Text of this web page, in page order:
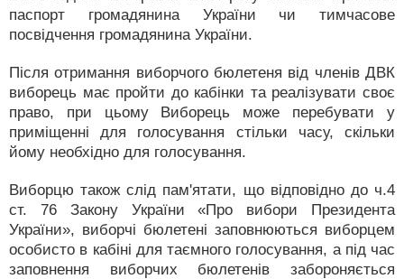
паспорт громадянина України чи тимчасове
посвідчення громадянина України.
Після отримання виборчого бюлетеня від членів ДВК
виборець має пройти до кабінки та реалізувати своє
право, при цьому Виборець може перебувати у
приміщенні для голосування стільки часу, скільки
йому необхідно для голосування.
Виборцю також слід пам'ятати, що відповідно до ч.4
ст. 76 Закону України «Про вибори Президента
України», виборчі бюлетені заповнюються виборцем
особисто в кабіні для таємного голосування, а під час
заповнення виборчих бюлетенів забороняється